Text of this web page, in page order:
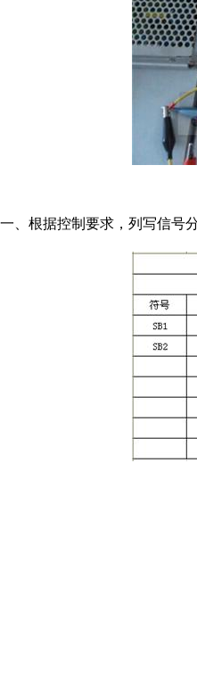
一、根据控制要求，列写信号